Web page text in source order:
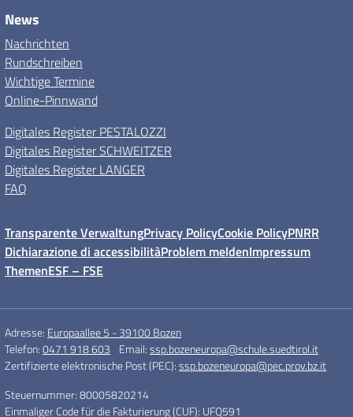
News
Nachrichten
Rundschreiben
Wichtige Termine
Online-Pinnwand
Digitales Register PESTALOZZI
Digitales Register SCHWEITZER
Digitales Register LANGER
FAQ
Transparente VerwaltungPrivacy PolicyCookie PolicyPNRR
Dichiarazione di accessibilitàProblem meldenImpressum
ThemenESF – FSE
Adresse: Europaallee 5 - 39100 Bozen
Telefon:0471 918 603 Email:ssp.bozeneuropa@schule.suedtirol.it
Zertifizierte elektronische Post (PEC):ssp.bozeneuropa@pec.prov.bz.it
Steuernummer: 80005820214
Einmaliger Code für die Fakturierung (CUF): UFQ591